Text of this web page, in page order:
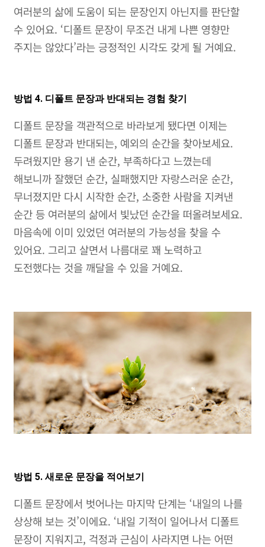
여러분의 삶에 도움이 되는 문장인지 아닌지를 판단할
수 있어요. ‘디폴트 문장이 무조건 내게 나쁜 영향만
주지는 않았다’라는 긍정적인 시각도 갖게 될 거예요.
방법 4. 디폴트 문장과 반대되는 경험 찾기
디폴트 문장을 객관적으로 바라보게 됐다면 이제는
디폴트 문장과 반대되는, 예외의 순간을 찾아보세요.
두려웠지만 용기 낸 순간, 부족하다고 느꼈는데
해보니까 잘했던 순간, 실패했지만 자랑스러운 순간,
무너졌지만 다시 시작한 순간, 소중한 사람을 지켜낸
순간 등 여러분의 삶에서 빛났던 순간을 떠올려보세요.
마음속에 이미 있었던 여러분의 가능성을 찾을 수
있어요. 그리고 살면서 나름대로 꽤 노력하고
도전했다는 것을 깨달을 수 있을 거예요.
방법 5. 새로운 문장을 적어보기
디폴트 문장에서 벗어나는 마지막 단계는 ‘내일의 나를
상상해 보는 것’이에요. ‘내일 기적이 일어나서 디폴트
문장이 지워지고, 걱정과 근심이 사라지면 나는 어떤